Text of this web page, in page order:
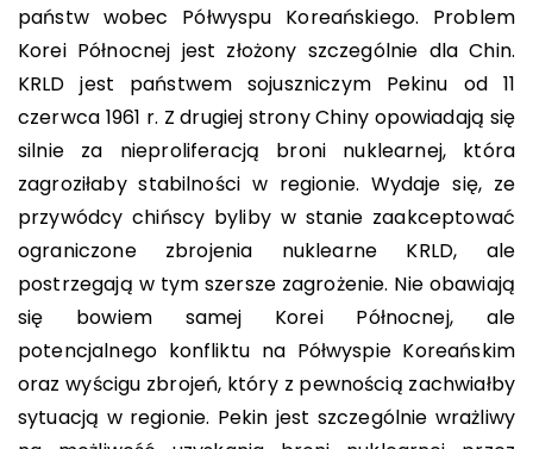
państw wobec Półwyspu Koreańskiego. Problem
Korei Północnej jest złożony szczególnie dla Chin.
KRLD jest państwem sojuszniczym Pekinu od 11
czerwca 1961 r. Z drugiej strony Chiny opowiadają się
silnie za nieproliferacją broni nuklearnej, która
zagroziłaby stabilności w regionie. Wydaje się, ze
przywódcy chińscy byliby w stanie zaakceptować
ograniczone zbrojenia nuklearne KRLD, ale
postrzegają w tym szersze zagrożenie. Nie obawiają
się bowiem samej Korei Północnej, ale
potencjalnego konfliktu na Półwyspie Koreańskim
oraz wyścigu zbrojeń, który z pewnością zachwiałby
sytuacją w regionie. Pekin jest szczególnie wrażliwy